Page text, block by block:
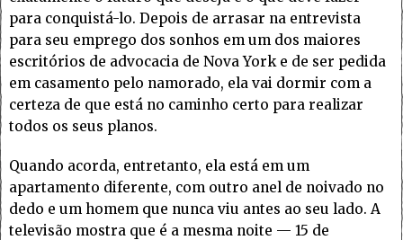
para conquistá-lo. Depois de arrasar na entrevista
para seu emprego dos sonhos em um dos maiores
escritórios de advocacia de Nova York e de ser pedida
em casamento pelo namorado, ela vai dormir com a
certeza de que está no caminho certo para realizar
todos os seus planos.
Quando acorda, entretanto, ela está em um
apartamento diferente, com outro anel de noivado no
dedo e um homem que nunca viu antes ao seu lado. A
televisão mostra que é a mesma noite — 15 de